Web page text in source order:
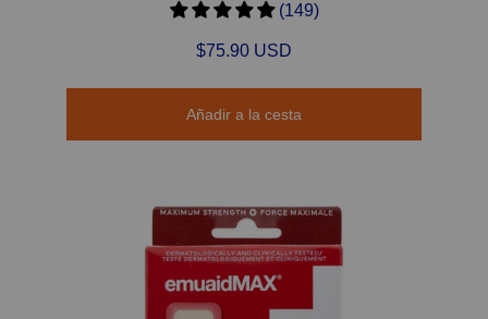
(149)
$75.90 USD
Añadir a la cesta